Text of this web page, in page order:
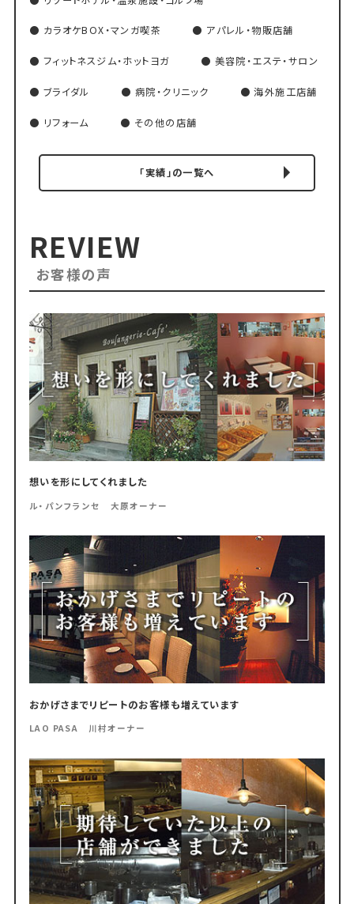
カラオケBOX・マンガ喫茶 アパレル・物販店舗
フィットネスジム・ホットヨガ 美容院・エステ・サロン
ブライダル 病院・クリニック 海外施工店舗
リフォーム その他の店舗
「実績」の一覧へ
REVIEW
お客様の声
想いを形にしてくれました
ル・パンフランセ 大原オーナー
おかげさまでリピートのお客様も増えています
LAO PASA 川村オーナー